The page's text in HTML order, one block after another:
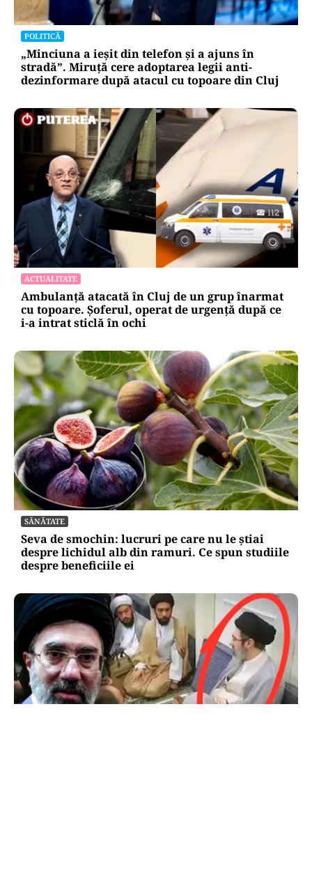
POLITICĂ
„Minciuna a ieșit din telefon și a ajuns în
stradă”. Miruță cere adoptarea legii anti-
dezinformare după atacul cu topoare din Cluj
ACTUALITATE
Ambulanță atacată în Cluj de un grup înarmat
cu topoare. Șoferul, operat de urgență după ce
i-a intrat sticlă în ochi
SĂNĂTATE
Seva de smochin: lucruri pe care nu le știai
despre lichidul alb din ramuri. Ce spun studiile
despre beneficiile ei